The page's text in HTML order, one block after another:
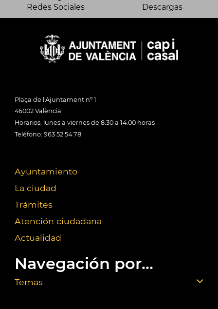
Redes Sociales Descargas
Plaça de l'Ajuntament nº 1
46002 València
Horarios: lunes a viernes de 8:30 a 14:00 horas
Teléfono: 963 52 54 78
Ayuntamiento
La ciudad
Trámites
Atención ciudadana
Actualidad
Navegación por...
Temas